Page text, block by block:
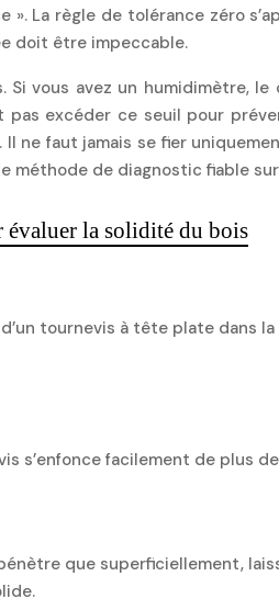
». La règle de tolérance zéro
doit être impeccable.
vous avez un humidimètre, le
excéder ce seuil pour
ne faut jamais se fier
méthode de diagnostic fiable
évaluer la solidité du bois
tournevis à tête plate dans
s’enfonce facilement de plus
que superficiellement,